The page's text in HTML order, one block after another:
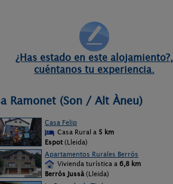
¿Has estado en este alojamiento?,
cuéntanos tu experiencia.
Ramonet (Son / Alt Àneu)
Casa Felip
Casa Rural a 5 km
Espot (Lleida)
Apartamentos Rurales Berrós
Vivienda turística a 6,8 km
Berrós Jussà (Lleida)